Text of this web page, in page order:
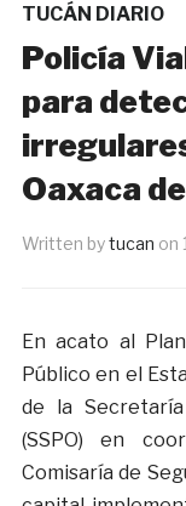
TUCÁN DIARIO
Policía
para
Oaxaca
Written bytucan on
En acato al
Público en el
de la
(SSPO) en
Comisaría de